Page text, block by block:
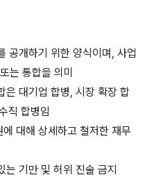
공개하기 위한 양식이며, 사업
는 통합을 의미
은 대기업 합병, 시장 확장 합
직 합병임
대해 상세하고 철저한 재무
기만 및 허위 진술 금지